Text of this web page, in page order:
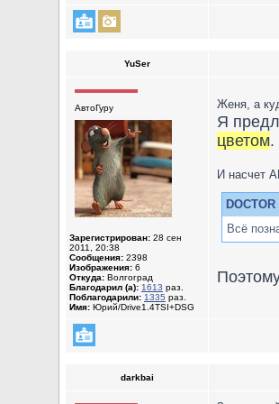
YuSer
АвтоГуру
Зарегистрирован: 28 сен
2011, 20:38
Сообщения: 2398
Изображения: 6
Откуда: Волгоград
Благодарил (а): 1613 раз.
Поблагодарили: 1335 раз.
Имя: Юрий/Drive1.4TSI+DSG
Женя, а
Я
цветом.
И насчет
Всё
darkbai